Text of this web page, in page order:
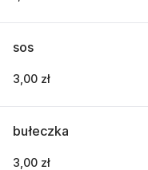
sos
3,00 zł
bułeczka
3,00 zł